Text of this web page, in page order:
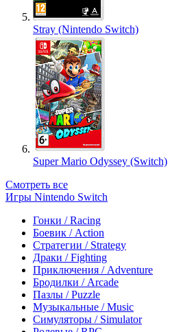
Stray (Nintendo Switch)
Super Mario Odyssey (Switch)
Смотреть все
Игры Nintendo Switch
Гонки / Racing
Боевик / Action
Стратегии / Strategy
Драки / Fighting
Приключения / Adventure
Бродилки / Arcade
Пазлы / Puzzle
Музыкальные / Music
Симуляторы / Simulator